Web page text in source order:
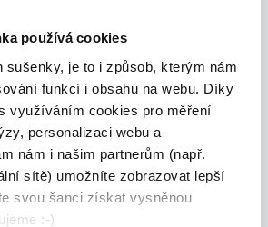
používá cookies
sušenky, je to i způsob, kterým nám
funkcí i obsahu na webu. Díky
využíváním cookies pro měření
personalizaci webu a
nám i našim partnerům (např.
sítě) umožníte zobrazovat lepší
svou šanci získat vysněnou
:-)